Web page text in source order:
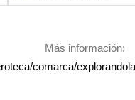
Más información:
comarca/